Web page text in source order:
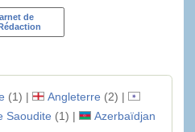
de
(1) | Angleterre (2) |
Saoudite (1) |
Azerbaïdjan